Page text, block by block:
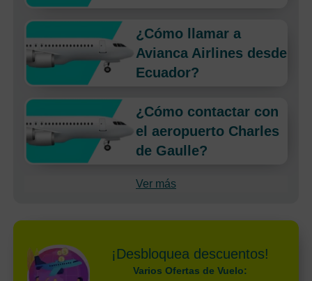
¿Cómo llamar a
Avianca Airlines desde
Ecuador?
¿Cómo contactar con
el aeropuerto Charles
de Gaulle?
Ver más
¡Desbloquea descuentos!
Varios Ofertas de Vuelo: